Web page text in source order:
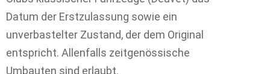
Datum der Erstzulassung sowie ein
unverbastelter Zustand, der dem Original
entspricht. Allenfalls zeitgenössische
Umbauten sind erlaubt.